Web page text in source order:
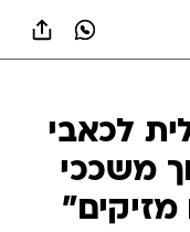
לכאבי
משככי